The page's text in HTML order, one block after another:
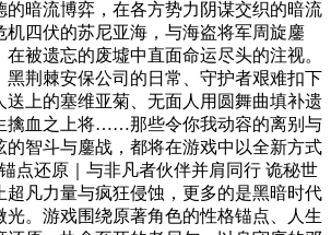
的暗流博弈，在各方势力阴谋交织的暗流
机四伏的苏尼亚海，与海盗将军周旋鏖
被遗忘的废墟中直面命运尽头的注视。
黑荆棘安保公司的日常、守护者艰难扣下
送上的塞维亚菊、无面人用圆舞曲填补遗
擒血之上将……那些令你我动容的离别与
的智斗与鏖战，都将在游戏中以全新方式
点还原｜与非凡者伙伴并肩同行 诡秘世
超凡力量与疯狂侵蚀，更多的是黑暗时代
光。游戏围绕原著角色的性格锚点、人生